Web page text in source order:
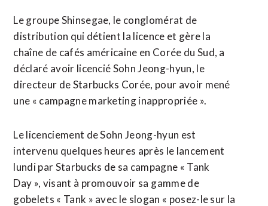
Le groupe Shinsegae, le conglomérat de
distribution qui détient la licence et gère la
chaîne de cafés américaine en Corée du Sud, a
déclaré avoir licencié Sohn Jeong-hyun, le
directeur de Starbucks Corée, pour avoir mené
une « campagne ​marketing inappropriée ».
Le licenciement de Sohn ‌Jeong-hyun est
intervenu quelques heures après le lancement
lundi par Starbucks de sa ​campagne « Tank
Day », visant à promouvoir sa ⁠gamme de
gobelets « Tank » avec le slogan « posez-le sur la